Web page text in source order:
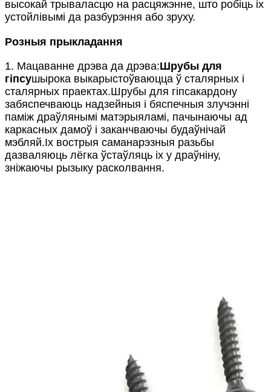
высокай трываласцю на расцяжэнне, што робіць іх
устойлівымі да разбурэння або зруху.
Розныя прыкладання
1. Мацаванне дрэва да дрэва:Шрубы для
гіпсушырока выкарыстоўваюцца ў сталярных і
сталярных праектах.Шрубы для гіпсакардону
забяспечваюць надзейныя і бяспечныя злучэнні
паміж драўлянымі матэрыяламі, пачынаючы ад
каркасных дамоў і заканчваючы будаўнічай
мэбляй.Іх вострыя саманарэзныя разьбы
дазваляюць лёгка ўстаўляць іх у драўніну,
зніжаючы рызыку расколвання.